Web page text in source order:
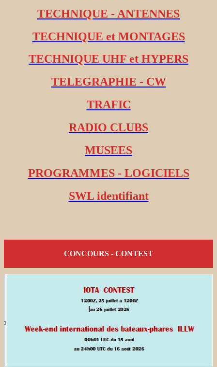
TECHNIQUE - ANTENNES
TECHNIQUE et MONTAGES
TECHNIQUE UHF et HYPERS
TELEGRAPHIE - CW
TRAFIC
RADIO CLUBS
MUSEES
PROGRAMMES - LOGICIELS
SWL identifiant
CONCOURS - CONTEST